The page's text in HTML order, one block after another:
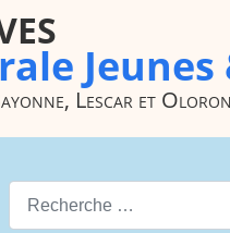
Lescar et Oloron
Valider